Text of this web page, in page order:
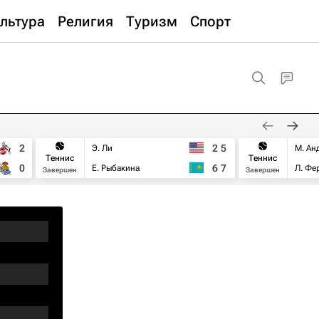
Религия Туризм Спорт
2
0
Теннис
Завершен
Э. Ли
Е. Рыбакина
2 5
6 7
Теннис
Завершен
М.
Л.